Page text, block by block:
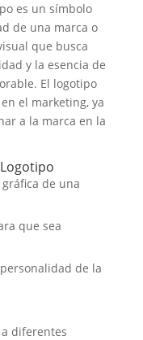
es un símbolo
de una marca o
que busca
y la esencia de
El logotipo
el marketing, ya
a la marca en la
de una
que sea
de la
diferentes